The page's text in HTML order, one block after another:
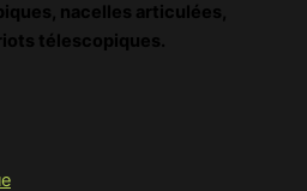
nacelles articulées,
télescopiques.